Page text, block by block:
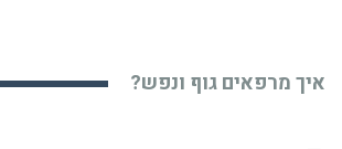
איך מרפאים גוף ונפש?